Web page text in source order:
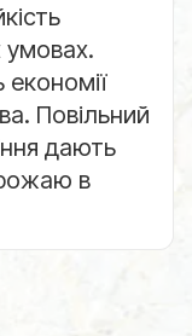
умовах.
Повільний
дають
в